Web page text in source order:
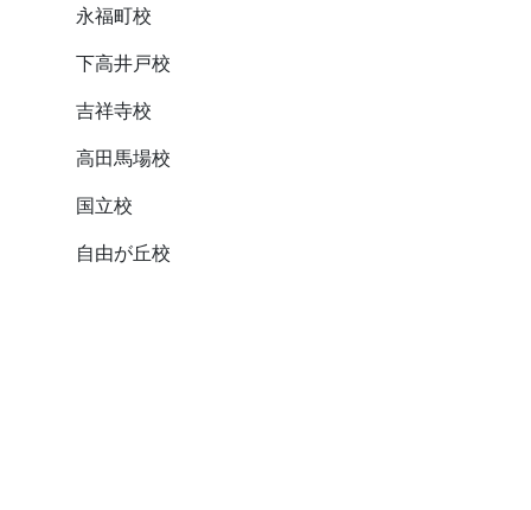
永福町校
下高井戸校
吉祥寺校
高田馬場校
国立校
自由が丘校